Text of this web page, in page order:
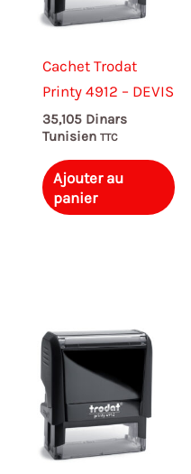
Cachet Trodat
Printy 4912 – DEVIS
35,105 Dinars
Tunisien TTC
Ajouter au
panier